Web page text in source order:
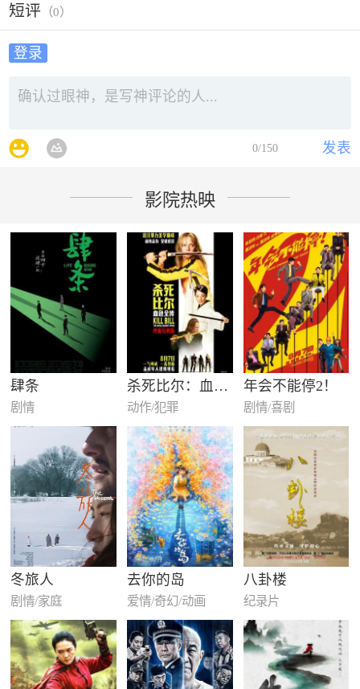
短评 （0）
登录
发表
0/150
影院热映
肆条
剧情
杀死比尔：血色全传
动作/犯罪
年会不能停2！
剧情/喜剧
冬旅人
剧情/家庭
去你的岛
爱情/奇幻/动画
八卦楼
纪录片